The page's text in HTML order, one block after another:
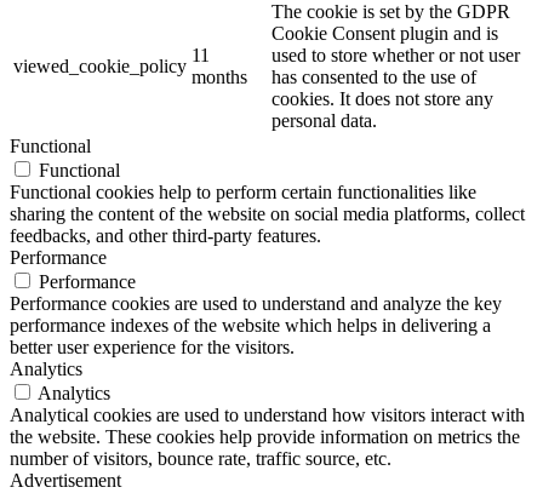
viewed_cookie_policy
11
months
The cookie is set by the GDPR
Cookie Consent plugin and is
used to store whether or not user
has consented to the use of
cookies. It does not store any
personal data.
Functional
Functional
Functional cookies help to perform certain functionalities like
sharing the content of the website on social media platforms, collect
feedbacks, and other third-party features.
Performance
Performance
Performance cookies are used to understand and analyze the key
performance indexes of the website which helps in delivering a
better user experience for the visitors.
Analytics
Analytics
Analytical cookies are used to understand how visitors interact with
the website. These cookies help provide information on metrics the
number of visitors, bounce rate, traffic source, etc.
Advertisement